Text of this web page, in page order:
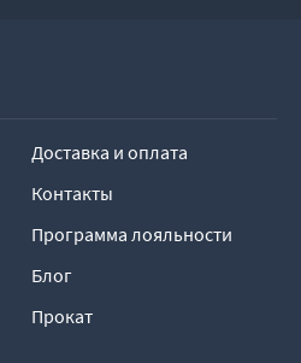
Доставка и оплата
Контакты
Программа лояльности
Блог
Прокат